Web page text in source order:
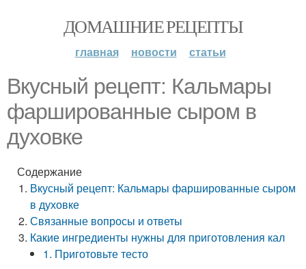
ДОМАШНИЕ РЕЦЕПТЫ
главная новости статьи
Вкусный рецепт: Кальмары
фаршированные сыром в
духовке
Содержание
Вкусный рецепт: Кальмары фаршированные сыром
в духовке
Связанные вопросы и ответы
Какие ингредиенты нужны для приготовления кал
1. Приготовьте тесто